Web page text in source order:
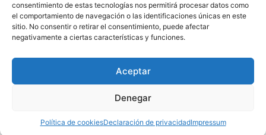
consentimiento de estas tecnologías nos permitirá procesar datos como
el comportamiento de navegación o las identificaciones únicas en este
sitio. No consentir o retirar el consentimiento, puede afectar
negativamente a ciertas características y funciones.
Aceptar
Denegar
Política de cookiesDeclaración de privacidadImpressum
reciclaje relaciones sociales salud
tecnología viajar voluntariado
Política de privacidad